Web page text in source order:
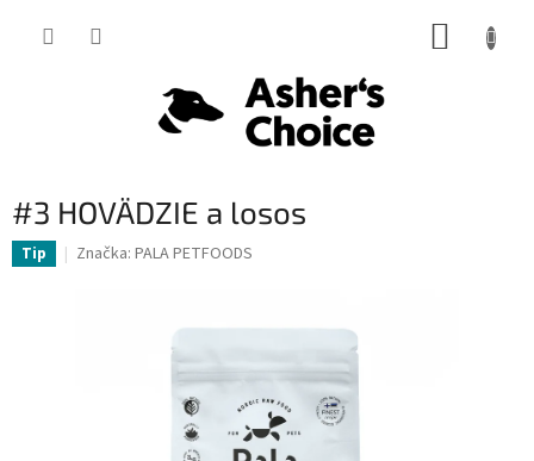
#3 HOVÄDZIE a losos
Tip Značka: PALA PETFOODS